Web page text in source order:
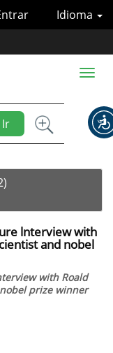
Idioma
Ir
Toggle
lnterview with
and nobel
with Roald
prize winner